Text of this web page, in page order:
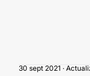
30 sept 2021 ·